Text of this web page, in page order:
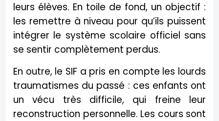
leurs élèves. En toile de fond, un objectif :
les remettre à niveau pour qu’ils puissent
intégrer le système scolaire officiel sans
se sentir complètement perdus.
En outre, le SIF a pris en compte les lourds
traumatismes du passé : ces enfants ont
un vécu très difficile, qui freine leur
reconstruction personnelle. Les cours sont